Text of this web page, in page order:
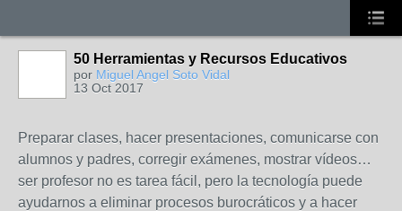
50 Herramientas y Recursos Educativos
por Miguel Angel Soto Vidal
13 Oct 2017
Preparar clases, hacer presentaciones, comunicarse con
alumnos y padres, corregir exámenes, mostrar vídeos…
ser profesor no es tarea fácil, pero la tecnología puede
ayudarnos a eliminar procesos burocráticos y a hacer